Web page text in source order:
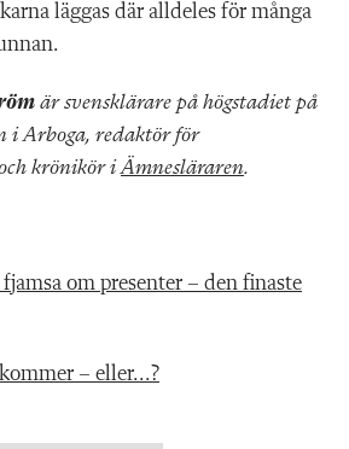
läggas där alldeles för många
är svensklärare på högstadiet på
i Arboga, redaktör för
krönikör iÄmnesläraren.
om presenter – den finaste
– eller...?